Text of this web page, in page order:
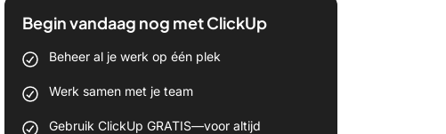
Begin vandaag nog met ClickUp
Beheer al je werk op één plek
Werk samen met je team
Gebruik ClickUp GRATIS—voor altijd